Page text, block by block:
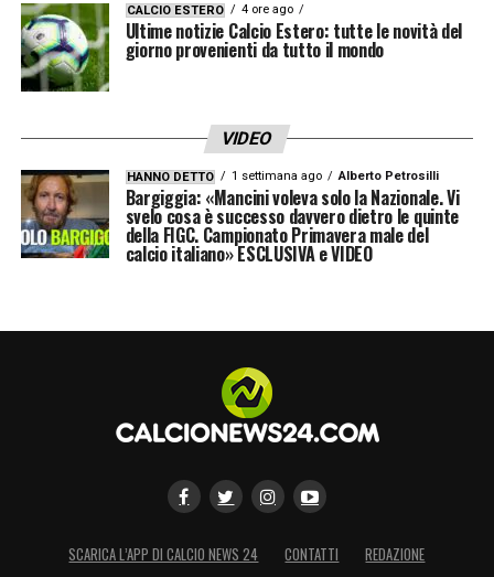
CALCIO ESTERO 4 ore ago
Ultime notizie Calcio Estero: tutte le novità del
giorno provenienti da tutto il mondo
VIDEO
HANNO DETTO 1 settimana ago Alberto Petrosilli
Bargiggia: «Mancini voleva solo la Nazionale. Vi
svelo cosa è successo davvero dietro le quinte
della FIGC. Campionato Primavera male del
calcio italiano» ESCLUSIVA e VIDEO
SCARICA L’APP DI CALCIO NEWS 24 CONTATTI
REDAZIONE